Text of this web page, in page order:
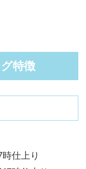
特徴
仕上り